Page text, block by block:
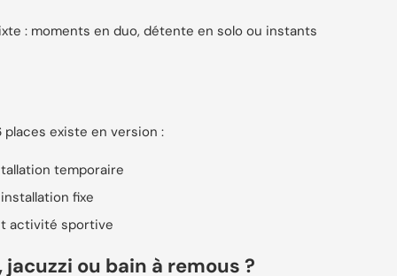
: moments en duo, détente en solo ou instants
places existe en version :
temporaire
fixe
activité sportive
ou bain à remous ?